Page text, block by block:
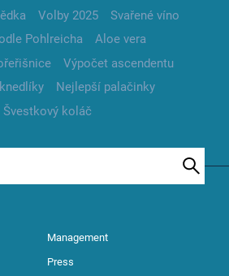
Volby 2025
Svařené víno
Pohlreicha
Aloe vera
Výpočet ascendentu
Nejlepší palačinky
Švestkový koláč
Management
Press